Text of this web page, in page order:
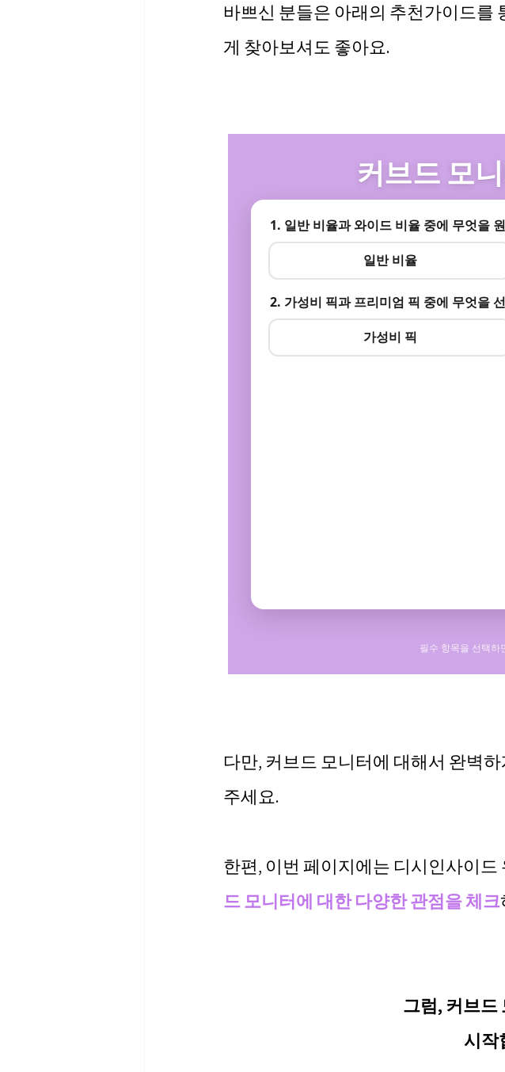
바쁘신 분들은 아래의 추천가이드를
게 찾아보셔도 좋아요.
다만, 커브드 모니터에 대해서 완벽
주세요.
한편, 이번 페이지에는 디시인사이
드 모니터에 대한 다양한 관점을 체크
그럼, 커브드
시작